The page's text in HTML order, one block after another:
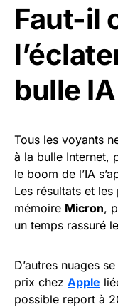
Faut-il
bulle
Tous les voyants
à la bulle Internet,
le boom de l’IA
Les résultats et
mémoire Micron,
un temps rassuré
D’autres nuages
prix chez Apple
possible report à